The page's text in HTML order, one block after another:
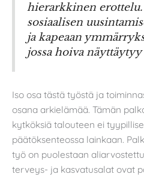
hierarkkinen
sosiaalisen
ja kapeaan
jossa hoiva
Iso osa tästä työstä ja
osana arkielämää. Tämän
kytköksiä talouteen ei
päätöksenteossa lainkaan.
työ on puolestaan
terveys- ja kasvatusalat ovat